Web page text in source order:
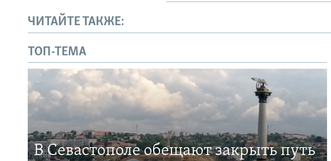
ЧИТАЙТЕ ТАКЖЕ:
ТОП-ТЕМА
В Севастополе обещают закрыть путь